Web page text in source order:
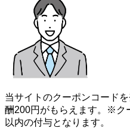
当サイトのクーポンコード
酬200円がもらえます。※ク
以内の付与となります。